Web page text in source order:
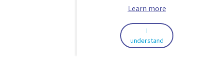
Learn more
I
understand